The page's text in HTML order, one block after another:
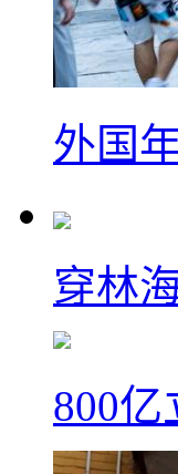
外国
穿林
800亿